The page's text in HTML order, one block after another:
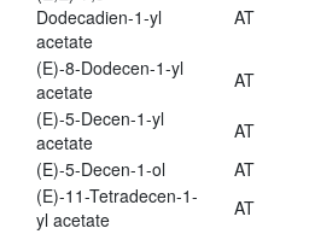
Dodecadien-1-yl
acetate
AT
(E)-8-Dodecen-1-yl
acetate
AT
(E)-5-Decen-1-yl
acetate
AT
(E)-5-Decen-1-ol
AT
(E)-11-Tetradecen-1-
yl acetate
AT